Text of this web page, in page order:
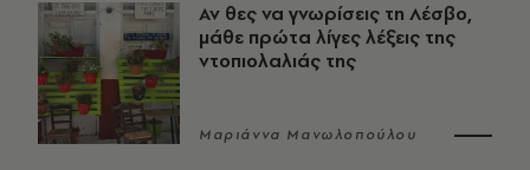
Αν θες να γνωρίσεις τη Λέσβο,
μάθε πρώτα λίγες λέξεις της
ντοπιολαλιάς της
Μαριάννα Μανωλοπούλου